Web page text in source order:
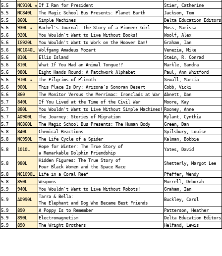
5.5
NC910L ★ If I Ran for President
Stier, Catherine
5.5
NC840L The Magic School Bus Presents: Planet Earth
Jackson, Tom
5.5
860L Simple Machines
Delta Education Editors
5.6
930L ★ Rachel's Journal: The Story of a Pioneer Girl
Moss, Marissa
5.6
920L You Wouldn't Want to Live Without Books!
Woolf, Alex
5.6
IG920L You Wouldn't Want to Work on the Hoover Dam!
Graham, Ian
5.6
NC1040L Wolfgang Amadeus Mozart
Venezia, Mike
5.6
810L Ellis Island
Stein, R. Conrad
5.6
810L What If You Had an Animal Tongue!?
Markle, Sandra
5.6
980L Eight Hands Round: A Patchwork Alphabet
Paul, Ann Whitford
5.6
910L ★ The Pilgrims of Plimoth
Sewall, Marcia
5.6
900L This Place Is Dry: Arizona's Sonoran Desert
Cobb, Vicki
5.6
860 The Monitor Versus the Merrimac: Ironclads at War
Abnett, Dan
5.7
840L If You Lived at the Time of the Civil War
Moore, Kay
5.7
880L You Wouldn't Want to Live Without Simple Machines! Rooney, Anne
5.7
AD900L The Journey: Stories of Migration
Rylant, Cynthia
5.7
NC860L The Magic School Bus Presents: The Human Body
Green, Dan
5.8
840L Chemical Reactions
Spilsbury, Louise
5.8
NC950L The Life Cycle of a Spider
Kalman, Bobbie
5.8
1010L
Hope for Winter: The True Story of
a Remarkable Dolphin Friendship
Yates, David
5.8 980L
Hidden Figures: The True Story of
Four Black Women and the Space Race
Shetterly, Margot Lee
5.8
NC1090L Life in a Coral Reef
Pfeffer, Wendy
5.8
850L Weapons
Murrell, Deborah
5.9
940L You Wouldn't Want to Live Without Robots!
Graham, Ian
5.9
AD990L
Tarra & Bella:
The Elephant and Dog Who Became Best Friends
Buckley, Carol
5.9
890 A Poppy Is to Remember
Patterson, Heather
5.9
890L Electromagnetism
Delta Education Editors
5.9
890 The Wright Brothers Helfand, Lewis